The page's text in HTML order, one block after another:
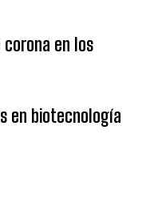
en los
en biotecnología